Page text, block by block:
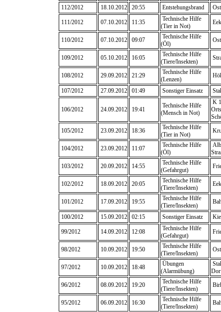
112/2012
18.10.2012 20:55 Entstehungsbrand
111/2012 07.10.2012 11:35
Technische Hilfe
(Tier in Not)
110/2012 07.10.2012 09:07
Technische Hilfe
(Öl)
109/2012 05.10.2012 16:05
Technische Hilfe
(Tiere/Insekten)
108/2012 29.09.2012 21:29
Technische Hilfe
(Lenzen)
107/2012 27.09.2012 01:49 Sonstiger Einsatz
106/2012 24.09.2012 19:41
Technische Hilfe
(Mensch in Not)
K
105/2012
23.09.2012 18:36
Technische Hilfe
(Tier in Not)
104/2012 23.09.2012 11:07
Technische Hilfe
(Öl)
103/2012
20.09.2012 14:55
Technische Hilfe
(Gefahrgut)
102/2012 18.09.2012 20:05
Technische Hilfe
(Tiere/Insekten)
101/2012 17.09.2012 19:55
Technische Hilfe
(Tiere/Insekten)
100/2012 15.09.2012 02:15 Sonstiger Einsatz
99/2012 14.09.2012 12:08
Technische Hilfe
(Gefahrgut)
98/2012 10.09.2012 19:50
Technische Hilfe
(Tiere/Insekten)
97/2012 10.09.2012 18:48
Übungen
(Alarmübung)
96/2012
08.09.2012 19:20
Technische Hilfe
(Tiere/Insekten)
95/2012 06.09.2012 16:30
Technische Hilfe
(Tiere/Insekten)